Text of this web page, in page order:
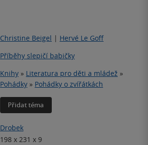
Christine Beigel | Hervé Le Goff
Příběhy slepičí babičky
Knihy » Literatura pro děti a mládež »
Pohádky » Pohádky o zvířátkách
Přidat téma
Drobek
198 x 231 x 9